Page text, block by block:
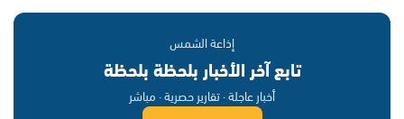
إذاعة الشمس
تابع آخر الأخبار بلحظة بلحظة
أخبار عاجلة · تقارير حصرية · مباشر